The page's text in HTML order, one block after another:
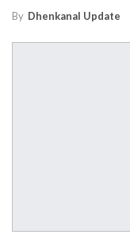
By Dhenkanal Update